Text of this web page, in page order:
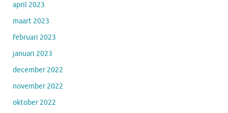
april 2023
maart 2023
februari 2023
januari 2023
december 2022
november 2022
oktober 2022